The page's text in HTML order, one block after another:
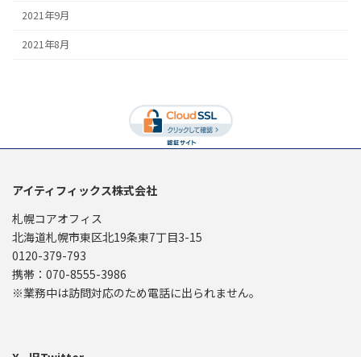
2021年9月
2021年8月
アイティフィックス株式会社
札幌コアオフィス
北海道札幌市東区北19条東7丁目3-15
0120-379-793
携帯：070-8555-3986
※業務中は訪問対応のため電話に出られません。